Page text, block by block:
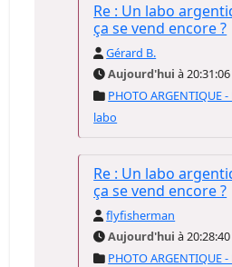
Re : Un labo
ça se vend encore ?
Gérard B.
Aujourd'hui à 20:31:06
PHOTO ARGENTIQUE
labo
Re : Un labo
ça se vend encore ?
flyfisherman
Aujourd'hui à 20:28:40
PHOTO ARGENTIQUE